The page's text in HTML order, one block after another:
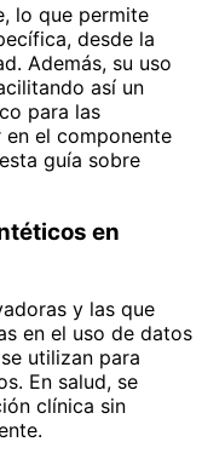
lo que permite
desde la
Además, su uso
así un
para las
el componente
guía sobre
en
y las que
en el uso de datos
utilizan para
En salud, se
clínica sin